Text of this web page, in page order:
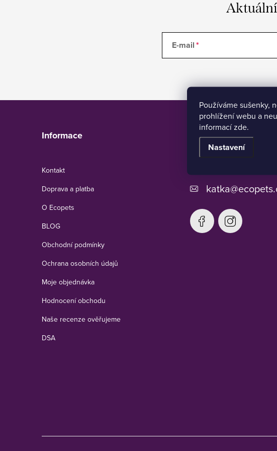
Používáme sušenky,
prohlížení webu a
informací zde.
Nastavení
E-mail
Informace
Kontakt
Doprava a platba
O Ecopets
BLOG
Obchodní podmínky
Ochrana osobních údajů
Moje objednávka
Hodnocení obchodu
Naše recenze ověřujeme
DSA
Ecopets
katka@